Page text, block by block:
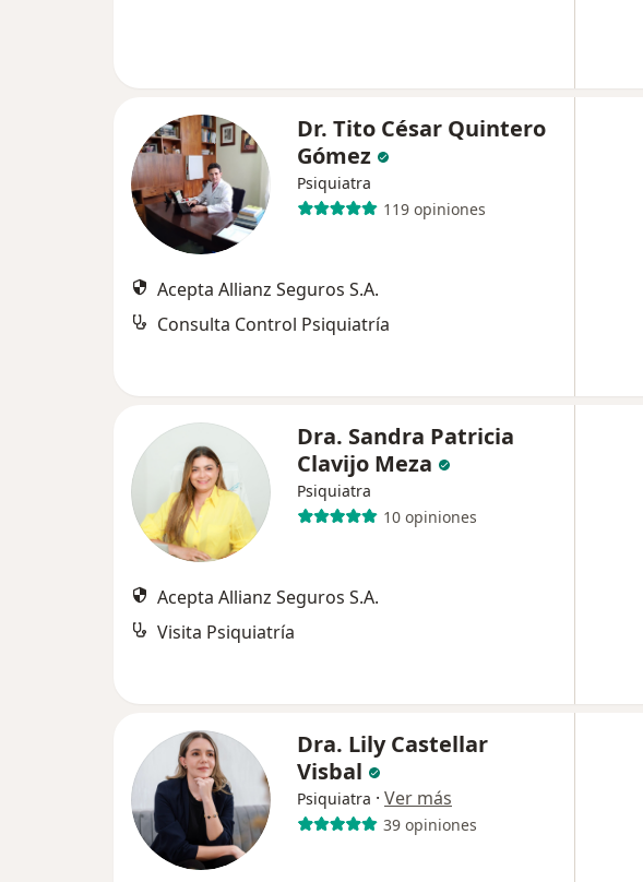
Dr. Tito César Quintero
Gómez
Psiquiatra
119 opiniones
Acepta Allianz Seguros S.A.
Consulta Control Psiquiatría
Dra. Sandra Patricia
Clavijo Meza
Psiquiatra
10 opiniones
Acepta Allianz Seguros S.A.
Visita Psiquiatría
Dra. Lily Castellar
Visbal
Psiquiatra · Ver más
39 opiniones